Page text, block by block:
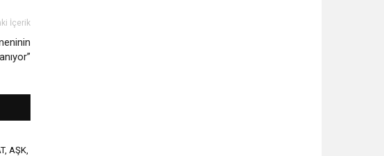
İçerik
AŞK,